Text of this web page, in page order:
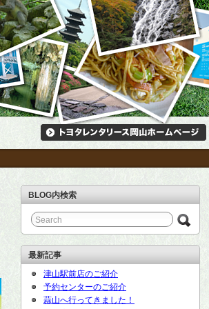
BLOG内検索
最新記事
津山駅前店のご紹介
予約センターのご紹介
蒜山へ行ってきました！